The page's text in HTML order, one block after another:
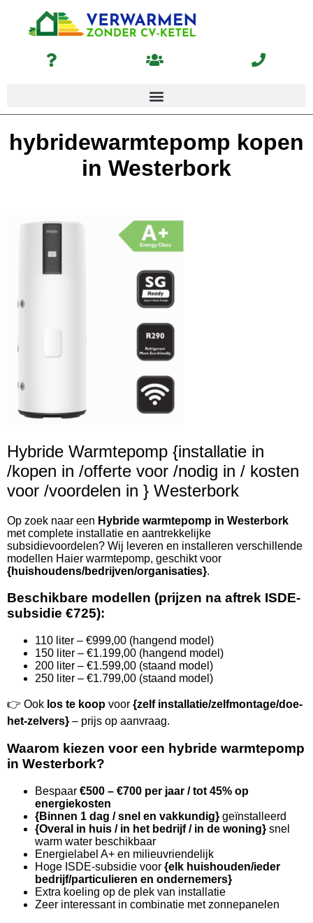
hybridewarmtepomp kopen
in Westerbork
Hybride Warmtepomp {installatie in
/kopen in /offerte voor /nodig in / kosten
voor /voordelen in } Westerbork
Op zoek naar een Hybride warmtepomp in Westerbork
met complete installatie en aantrekkelijke
subsidievoordelen? Wij leveren en installeren verschillende
modellen Haier warmtepomp, geschikt voor
{huishoudens/bedrijven/organisaties}.
Beschikbare modellen (prijzen na aftrek ISDE-
subsidie €725):
110 liter – €999,00 (hangend model)
150 liter – €1.199,00 (hangend model)
200 liter – €1.599,00 (staand model)
250 liter – €1.799,00 (staand model)
👉 Ook los te koop voor {zelf installatie/zelfmontage/doe-
het-zelvers} – prijs op aanvraag.
Waarom kiezen voor een hybride warmtepomp
in Westerbork?
Bespaar €500 – €700 per jaar / tot 45% op
energiekosten
{Binnen 1 dag / snel en vakkundig} geïnstalleerd
{Overal in huis / in het bedrijf / in de woning} snel
warm water beschikbaar
Energielabel A+ en milieuvriendelijk
Hoge ISDE-subsidie voor {elk huishouden/ieder
bedrijf/particulieren en ondernemers}
Extra koeling op de plek van installatie
Zeer interessant in combinatie met zonnepanelen